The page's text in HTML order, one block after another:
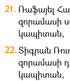
Ռաֆայել
զորամասի
կապիտան,
Տիգրան
զորամասի
կապիտան,